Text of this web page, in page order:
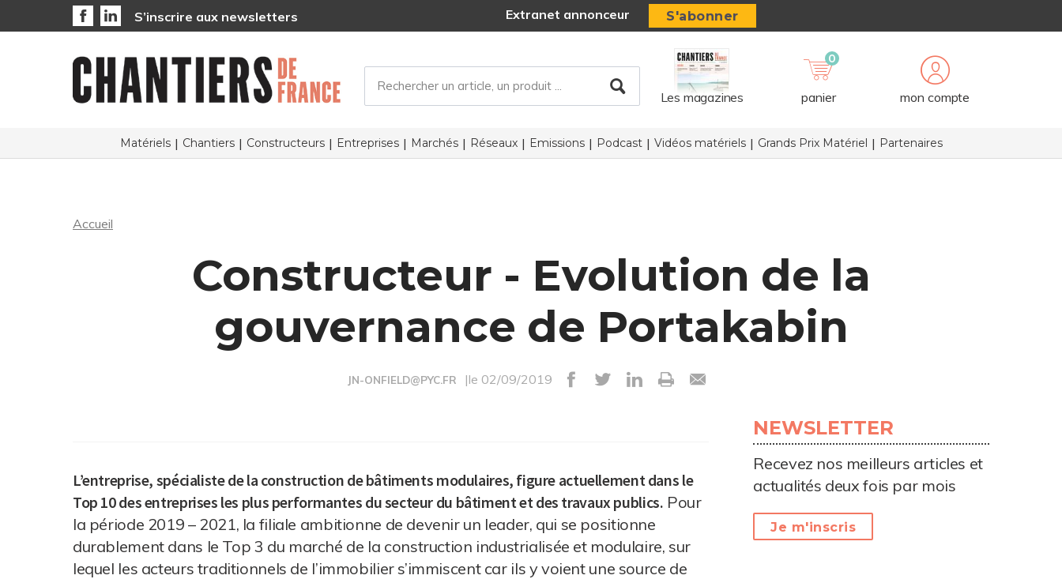
S’inscrire aux newsletters Extranet annonceur S'abonner
Les magazines
0
panier mon compte
Matériels Chantiers Constructeurs Entreprises Marchés Réseaux Emissions Podcast Vidéos matériels Grands Prix Matériel Partenaires
Accueil
Constructeur - Evolution de la
gouvernance de Portakabin
JN-ONFIELD@PYC.FR |le 02/09/2019
L’entreprise, spécialiste de la construction de bâtiments modulaires, figure actuellement dans le
Top 10 des entreprises les plus performantes du secteur du bâtiment et des travaux publics. Pour
la période 2019 – 2021, la filiale ambitionne de devenir un leader, qui se positionne
durablement dans le Top 3 du marché de la construction industrialisée et modulaire, sur
lequel les acteurs traditionnels de l’immobilier s’immiscent car ils y voient une source de
NEWSLETTER
Recevez nos meilleurs articles et
actualités deux fois par mois
Je m'inscris